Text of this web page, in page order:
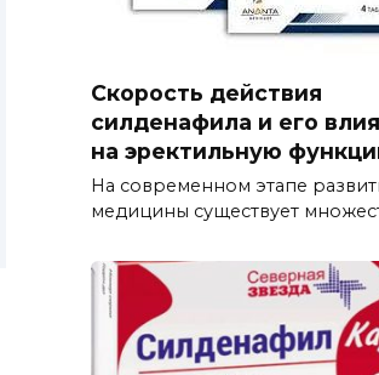
Скорость действия
силденафила и его
на эректильную
На современном этапе
медицины существует